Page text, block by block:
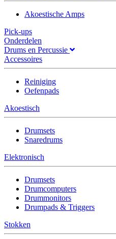
Akoestische Amps
Pick-ups
Onderdelen
Drums en Percussie
Accessoires
Reiniging
Oefenpads
Akoestisch
Drumsets
Snaredrums
Elektronisch
Drumsets
Drumcomputers
Drummonitors
Drumpads & Triggers
Stokken